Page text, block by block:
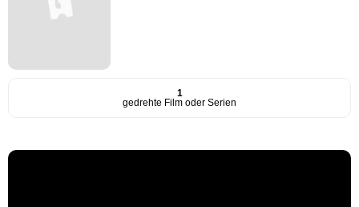
1
gedrehte Film oder Serien